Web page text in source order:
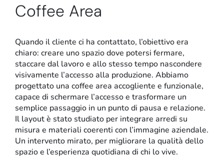
Coffee Area
Quando il cliente ci ha contattato, l’obiettivo era
chiaro: creare uno spazio dove potersi fermare,
staccare dal lavoroe allo stesso tempo nascondere
visivamente l’accesso alla produzione. Abbiamo
progettato una coffee area accogliente e funzionale,
capace di schermare l’accesso e trasformare un
semplice passaggio in un punto di pausa e relazione.
Il layout è stato studiato per integrare arredi su
misura e materiali coerenti con l’immagine aziendale.
Un intervento mirato, per migliorare la qualità dello
spazio e l’esperienza quotidiana di chi lo vive.